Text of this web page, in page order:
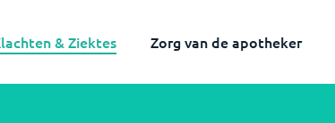
& Ziektes Zorg van de apotheker